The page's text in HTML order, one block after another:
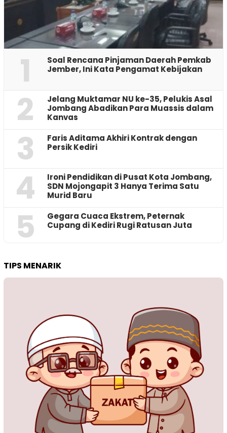
1
‎Soal Rencana Pinjaman Daerah Pemkab
Jember, Ini Kata Pengamat Kebijakan ‎
2
Jelang Muktamar NU ke-35, Pelukis Asal
Jombang Abadikan Para Muassis dalam
Kanvas
3
Faris Aditama Akhiri Kontrak dengan
Persik Kediri
4
Ironi Pendidikan di Pusat Kota Jombang,
SDN Mojongapit 3 Hanya Terima Satu
Murid Baru
5
‎Gegara Cuaca Ekstrem, Peternak
Cupang di Kediri Rugi Ratusan Juta
TIPS MENARIK